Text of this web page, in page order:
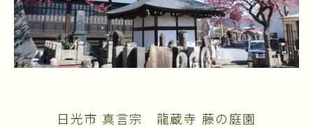
日光市 真言宗 龍蔵寺 藤の庭園